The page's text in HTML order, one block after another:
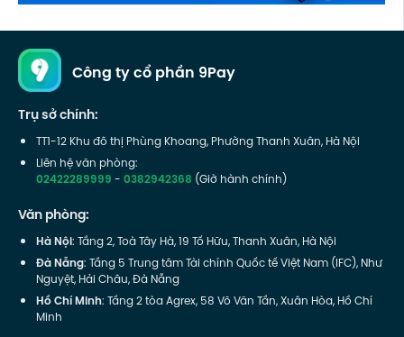
Công ty cổ phần 9Pay
Trụ sở chính:
TT1-12 Khu đô thị Phùng Khoang, Phường Thanh Xuân, Hà Nội
Liên hệ văn phòng:
02422289999-0382942368 (Giờ hành chính)
Văn phòng:
Hà Nội: Tầng 2, Toà Tây Hà, 19 Tố Hữu, Thanh Xuân, Hà Nội
Đà Nẵng: Tầng 5 Trung tâm Tài chính Quốc tế Việt Nam (IFC), Như
Nguyệt, Hải Châu, Đà Nẵng
Hồ Chí Minh: Tầng 2 tòa Agrex, 58 Võ Văn Tần, Xuân Hòa, Hồ Chí
Minh